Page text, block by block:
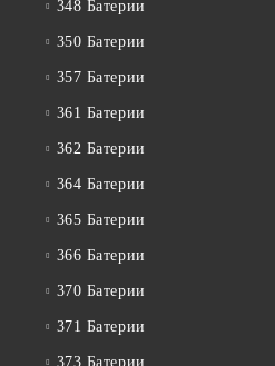
348 Батерии
350 Батерии
357 Батерии
361 Батерии
362 Батерии
364 Батерии
365 Батерии
366 Батерии
370 Батерии
371 Батерии
373 Батерии